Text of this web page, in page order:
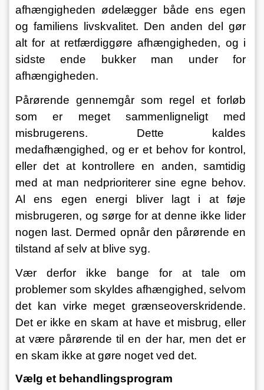
afhængigheden ødelægger både ens egen
og familiens livskvalitet. Den anden del gør
alt for at retfærdiggøre afhængigheden, og i
sidste ende bukker man under for
afhængigheden.
Pårørende gennemgår som regel et forløb
som er meget sammenligneligt med
misbrugerens. Dette kaldes
medafhængighed, og er et behov for kontrol,
eller det at kontrollere en anden, samtidig
med at man nedprioriterer sine egne behov.
Al ens egen energi bliver lagt i at føje
misbrugeren, og sørge for at denne ikke lider
nogen last. Dermed opnår den pårørende en
tilstand af selv at blive syg.
Vær derfor ikke bange for at tale om
problemer som skyldes afhængighed, selvom
det kan virke meget grænseoverskridende.
Det er ikke en skam at have et misbrug, eller
at være pårørende til en der har, men det er
en skam ikke at gøre noget ved det.
Vælg et behandlingsprogram